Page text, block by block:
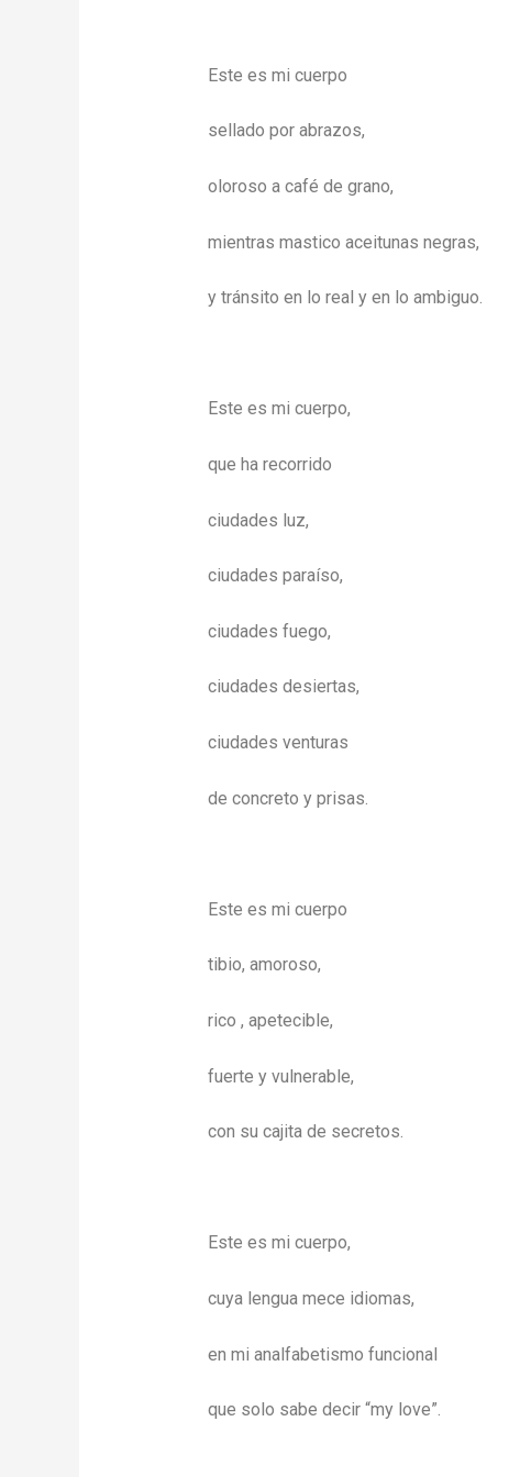
Este es mi cuerpo
sellado por abrazos,
oloroso a café de grano,
mientras mastico aceitunas negras,
y tránsito en lo real y en lo ambiguo.
Este es mi cuerpo,
que ha recorrido
ciudades luz,
ciudades paraíso,
ciudades fuego,
ciudades desiertas,
ciudades venturas
de concreto y prisas.
Este es mi cuerpo
tibio, amoroso,
rico , apetecible,
fuerte y vulnerable,
con su cajita de secretos.
Este es mi cuerpo,
cuya lengua mece idiomas,
en mi analfabetismo funcional
que solo sabe decir “my love”.